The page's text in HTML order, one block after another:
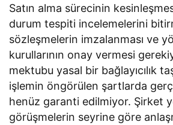
Satın alma sürecinin
durum tespiti incelemelerini
sözleşmelerin imzalanması ve
kurullarının onay vermesi
mektubu yasal bir bağlayıcılık
işlemin öngörülen şartlarda
henüz garanti edilmiyor. Şirket
görüşmelerin seyrine göre